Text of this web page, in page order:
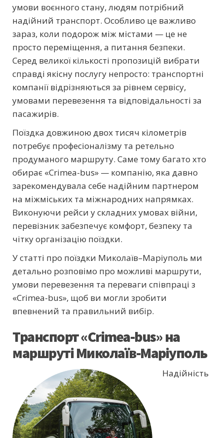
умови воєнного стану, людям потрібний
надійний транспорт. Особливо це важливо
зараз, коли подорож між містами — це не
просто переміщення, а питання безпеки.
Серед великої кількості пропозицій вибрати
справді якісну послугу непросто: транспортні
компанії відрізняються за рівнем сервісу,
умовами перевезення та відповідальності за
пасажирів.
Поїздка довжиною двох тисяч кілометрів
потребує професіоналізму та ретельно
продуманого маршруту. Саме тому багато хто
обирає «Crimea-bus» — компанію, яка давно
зарекомендувала себе надійним партнером
на міжміських та міжнародних напрямках.
Виконуючи рейси у складних умовах війни,
перевізник забезпечує комфорт, безпеку та
чітку організацію поїздки.
У статті про поїздки Миколаїв–Маріуполь ми
детально розповімо про можливі маршрути,
умови перевезення та переваги співпраці з
«Crimea-bus», щоб ви могли зробити
впевнений та правильний вибір.
Транспорт «Crimea-bus» на
маршруті Миколаїв-Маріуполь
Надійність